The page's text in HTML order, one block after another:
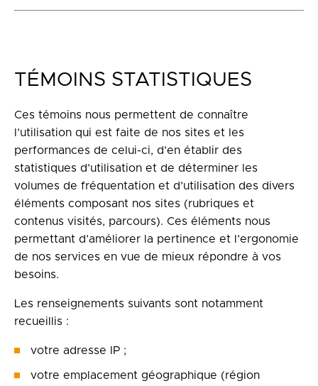
TÉMOINS STATISTIQUES
Ces témoins nous permettent de connaître
l’utilisation qui est faite de nos sites et les
performances de celui-ci, d’en établir des
statistiques d’utilisation et de déterminer les
volumes de fréquentation et d’utilisation des divers
éléments composant nos sites (rubriques et
contenus visités, parcours). Ces éléments nous
permettant d’améliorer la pertinence et l’ergonomie
de nos services en vue de mieux répondre à vos
besoins.
Les renseignements suivants sont notamment
recueillis :
votre adresse IP ;
votre emplacement géographique (région